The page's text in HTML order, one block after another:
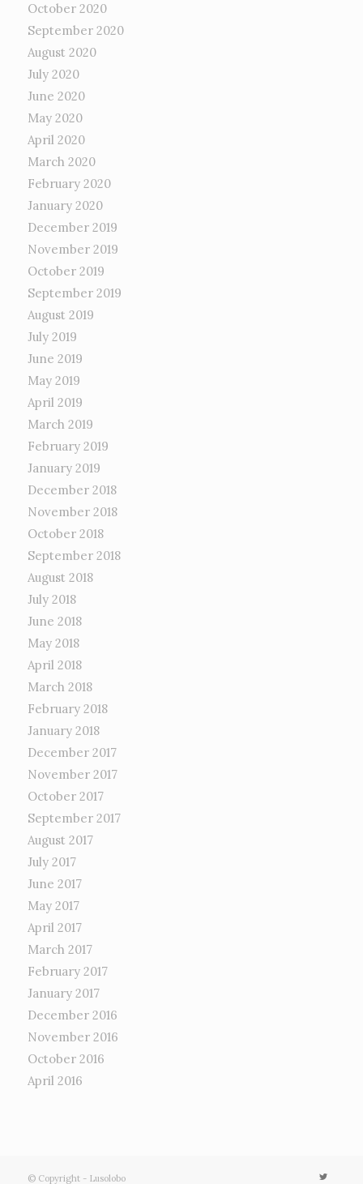
October 2020
September 2020
August 2020
July 2020
June 2020
May 2020
April 2020
March 2020
February 2020
January 2020
December 2019
November 2019
October 2019
September 2019
August 2019
July 2019
June 2019
May 2019
April 2019
March 2019
February 2019
January 2019
December 2018
November 2018
October 2018
September 2018
August 2018
July 2018
June 2018
May 2018
April 2018
March 2018
February 2018
January 2018
December 2017
November 2017
October 2017
September 2017
August 2017
July 2017
June 2017
May 2017
April 2017
March 2017
February 2017
January 2017
December 2016
November 2016
October 2016
April 2016
© Copyright - Lusolobo